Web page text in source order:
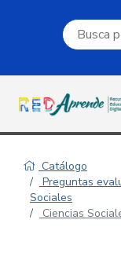
Campo
Catálogo
Preguntas
Sociales
Ciencias